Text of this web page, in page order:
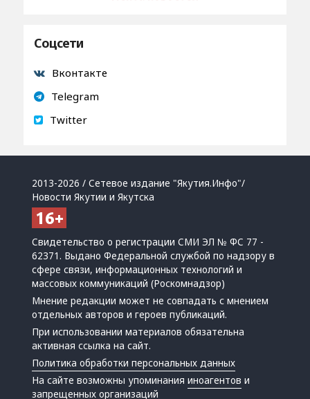
Соцсети
Вконтакте
Telegram
Twitter
2013-2026 / Сетевое издание "Якутия.Инфо"/
Новости Якутии и Якутска
Свидетельство о регистрации СМИ ЭЛ № ФС 77 -
62371. Выдано Федеральной службой по надзору в
сфере связи, информационных технологий и
массовых коммуникаций (Роскомнадзор)
Мнение редакции может не совпадать с мнением
отдельных авторов и героев публикаций.
При использовании материалов обязательна
активная ссылка на сайт.
Политика обработки персональных данных
На сайте возможны упоминанияиноагентов и
запрещенных организаций